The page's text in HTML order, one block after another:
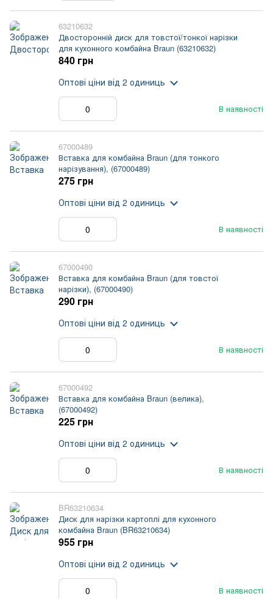
63210632
Двосторонній диск для товстої/тонкої нарізки
для кухонного комбайна Braun (63210632)
В наявності
840 грн
Оптові ціни від 2 одиниць
67000489
Вставка для комбайна Braun (для тонкого
нарізування), (67000489)
В наявності
275 грн
Оптові ціни від 2 одиниць
67000490
Вставка для комбайна Braun (для товстої
нарізки), (67000490)
В наявності
290 грн
Оптові ціни від 2 одиниць
67000492
Вставка для комбайна Braun (велика),
(67000492)
В наявності
225 грн
Оптові ціни від 2 одиниць
BR63210634
Диск для нарізки картоплі для кухонного
комбайна Braun (BR63210634)
В наявності
955 грн
Оптові ціни від 2 одиниць